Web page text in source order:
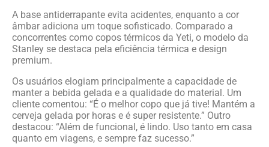
A base antiderrapante evita acidentes, enquanto a cor
âmbar adiciona um toque sofisticado. Comparado a
concorrentes como copos térmicos da Yeti, o modelo da
Stanley se destaca pela eficiência térmica e design
premium.
Os usuários elogiam principalmente a capacidade de
manter a bebida gelada e a qualidade do material. Um
cliente comentou: “É o melhor copo que já tive! Mantém a
cerveja gelada por horas e é super resistente.” Outro
destacou: “Além de funcional, é lindo. Uso tanto em casa
quanto em viagens, e sempre faz sucesso.”